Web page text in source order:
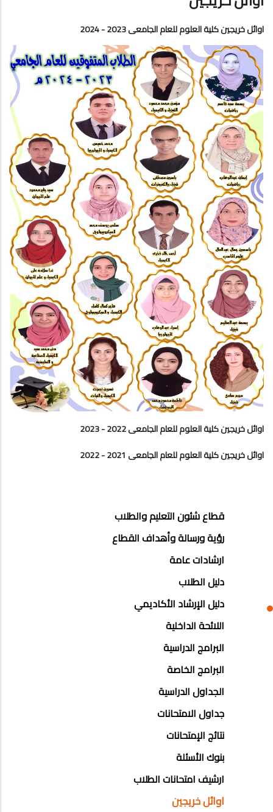
اوائل خريجين كلية العلوم للعام الجامعى 2023 - 2024
اوائل خريجين كلية العلوم للعام الجامعى 2022 - 2023
اوائل خريجين كلية العلوم للعام الجامعى 2021 - 2022
EDUCATION
STUDENT
AFFAIRS
SECTOR
قطاع شئون التعليم والطلاب
رؤية ورسالة وأهداف القطاع
ارشادات عامة
دليل الطلاب
دليل الإرشاد الأكاديمي
اللائحة الداخلية
البرامج الدراسية
البرامج الخاصة
الجداول الدراسية
جداول الامتحانات
نتائج الإمتحانات
بنوك الأسئلة
ارشيف امتحانات الطلاب
اوائل خريجين